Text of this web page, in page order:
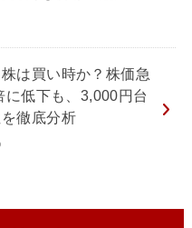
は買い時か？株価急
低下も、3,000円台
徹底分析